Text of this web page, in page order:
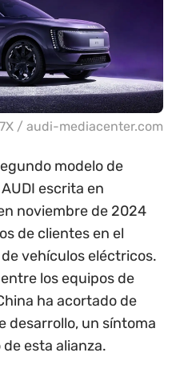
/ audi-mediacenter.com
modelo de
escrita en
noviembre de 2024
de clientes en el
vehículos eléctricos.
los equipos de
ha acortado de
desarrollo, un síntoma
esta alianza.